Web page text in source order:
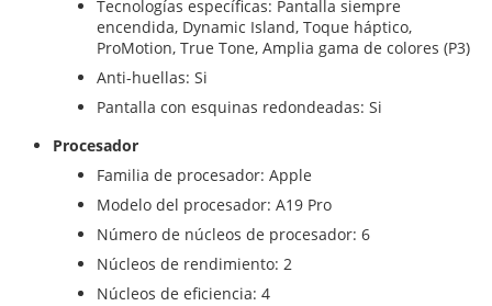
Tecnologías específicas: Pantalla siempre
encendida, Dynamic Island, Toque háptico,
ProMotion, True Tone, Amplia gama de colores (P3)
Anti-huellas: Si
Pantalla con esquinas redondeadas: Si
Procesador
Familia de procesador: Apple
Modelo del procesador: A19 Pro
Número de núcleos de procesador: 6
Núcleos de rendimiento: 2
Núcleos de eficiencia: 4